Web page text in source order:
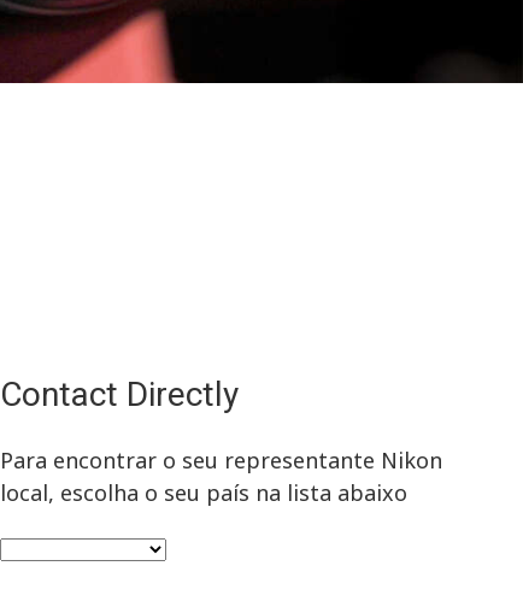
Contact Directly
Para encontrar o seu representante Nikon
local, escolha o seu país na lista abaixo